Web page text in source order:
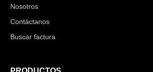
Nosotros
Contáctanos
Buscar factura